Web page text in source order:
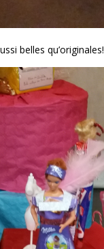
belles qu’originales!